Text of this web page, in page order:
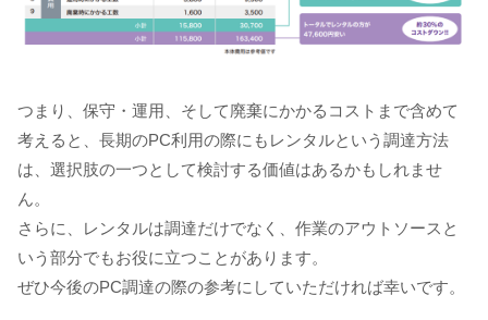
つまり、保守・運用、そして廃棄にかかるコストまで含めて
考えると、長期のPC利用の際にもレンタルという調達方法
は、選択肢の一つとして検討する価値はあるかもしれませ
ん。
さらに、レンタルは調達だけでなく、作業のアウトソースと
いう部分でもお役に立つことがあります。
ぜひ今後のPC調達の際の参考にしていただければ幸いです。